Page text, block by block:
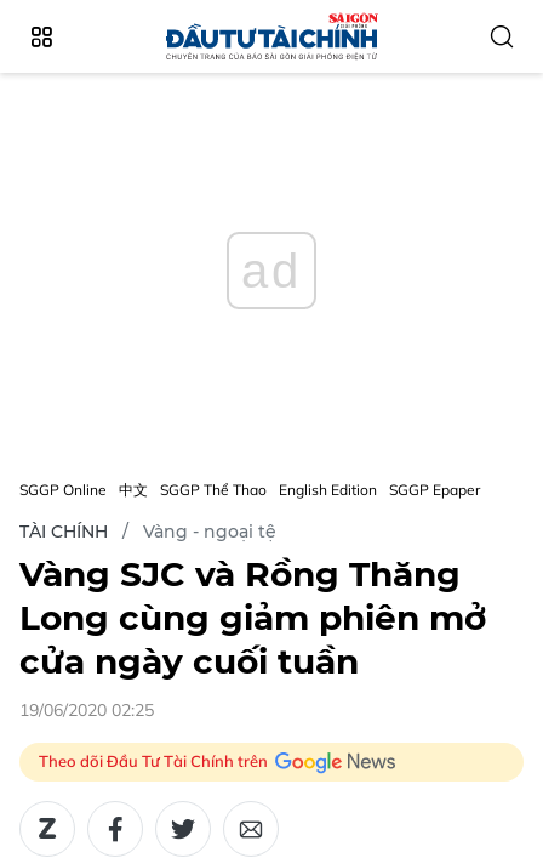
ad
SGGP Online 中文 SGGP Thể Thao English Edition SGGP Epaper
TÀI CHÍNH Vàng - ngoại tệ
Vàng SJC và Rồng Thăng
Long cùng giảm phiên mở
cửa ngày cuối tuần
19/06/2020 02:25
Theo dõi Đầu Tư Tài Chính trên